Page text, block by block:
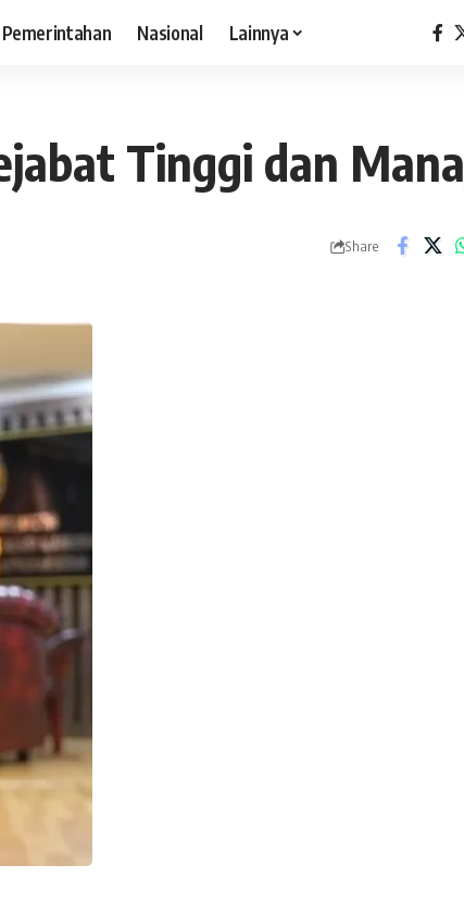
Pemerintahan Nasional Lainnya
Tinggi dan
Share